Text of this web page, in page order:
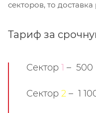
секторов, то
Тариф за
Сектор 1 – 500
Сектор 2 – 1